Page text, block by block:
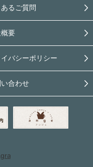
るご質問
要
バシーポリシー
合わせ